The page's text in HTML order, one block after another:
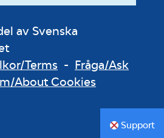
av Svenska
Terms - Fråga/Ask
About Cookies
Support